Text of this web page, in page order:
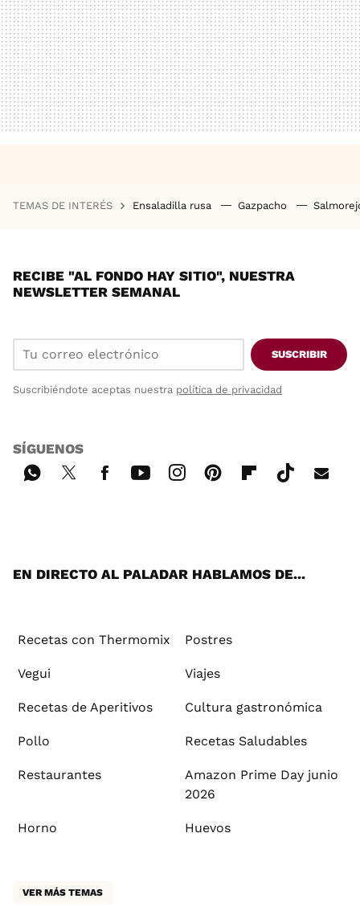
TEMAS DE INTERÉS Ensaladilla rusa Gazpacho
RECIBE "AL FONDO HAY SITIO", NUESTRA
NEWSLETTER SEMANAL
SUSCRIBIR
Suscribiéndote aceptas nuestra política de privacidad
SÍGUENOS
EN DIRECTO AL PALADAR HABLAMOS DE...
Recetas con Thermomix Postres
Vegui Viajes
Recetas de Aperitivos Cultura gastronómica
Pollo Recetas Saludables
Restaurantes
Amazon Prime Day junio
2026
Horno Huevos
VER MÁS TEMAS